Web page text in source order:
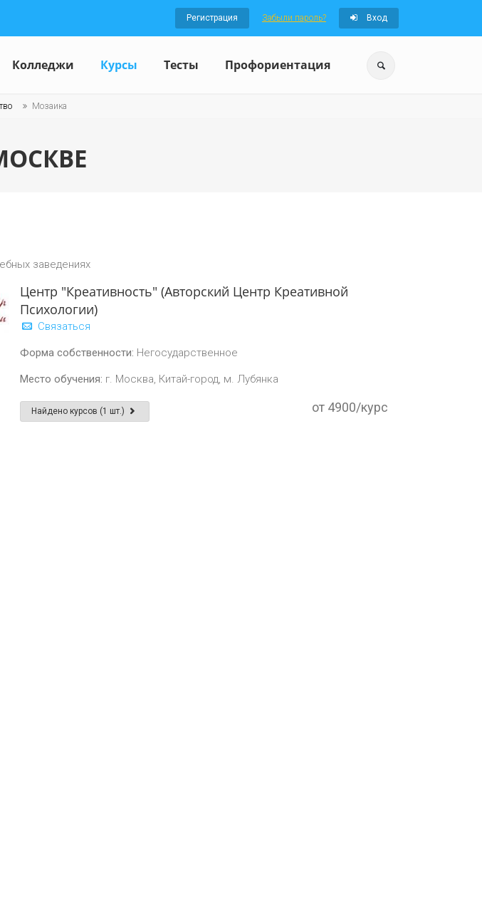
Регистрация Забыли пароль? Вход
Колледжи Курсы Тесты Профориентация
Мозаика
заведениях
Центр "Креативность" (Авторский Центр Креативной
Психологии)
Связаться
Форма собственности: Негосударственное
Место обучения: г. Москва, Китай-город, м. Лубянка
Найдено курсов (1 шт.) от 4900/курс